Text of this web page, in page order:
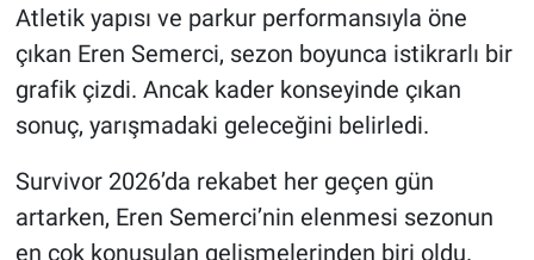
Atletik yapısı ve parkur performansıyla öne
çıkan Eren Semerci, sezon boyunca istikrarlı bir
grafik çizdi. Ancak kader konseyinde çıkan
sonuç, yarışmadaki geleceğini belirledi.
Survivor 2026’da rekabet her geçen gün
artarken, Eren Semerci’nin elenmesi sezonun
en çok konuşulan gelişmelerinden biri oldu.